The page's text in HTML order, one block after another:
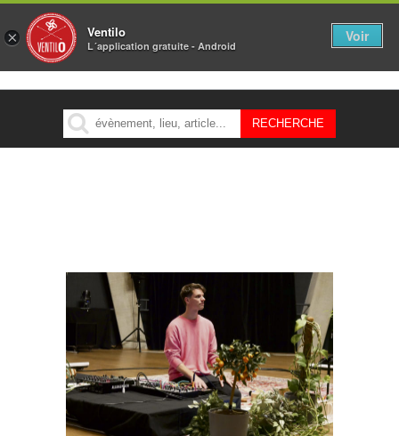
MENU
× Ventilo
L´application gratuite - Android
Voir